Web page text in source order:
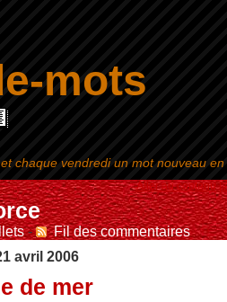
mots
Aller au contenu|
-
Fil des commentaires
avril 2006
de mer
chaque vendredi un mot nouveau